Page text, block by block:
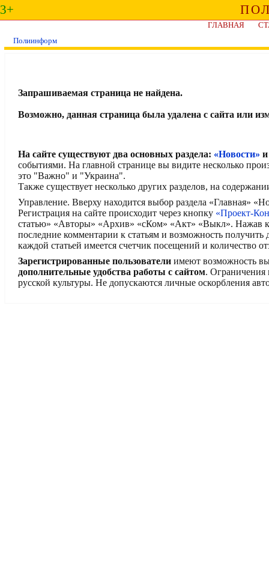
3+
ГЛАВНАЯ
Полиинформ
Запрашиваемая страница не найдена.
Возможно, данная страница была удалена с сайта или
На сайте существуют два основных раздела: «Новости»
событиями. На главной странице вы видите несколько
это "Важно" и "Украина".
Также существует несколько других разделов, на
Управление. Вверху находится выбор раздела «Главная»
Регистрация на сайте происходит через кнопку «Проект-
статью» «Авторы» «Архив» «сКом» «Акт» «Выкл». Нажав
последние комментарии к статьям и возможность
каждой статьей имеется счетчик посещений и количество
Зарегистрированные пользователи имеют возможность
дополнительные удобства работы с сайтом.
русской культуры. Не допускаются личные оскорбления